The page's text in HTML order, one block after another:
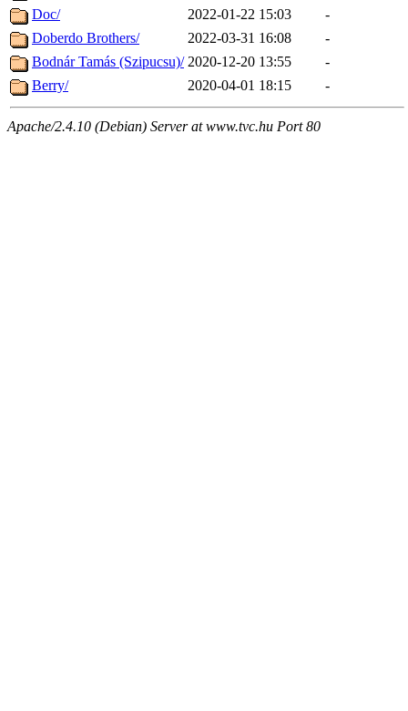
Doc/
2022-01-22 15:03
-
Doberdo Brothers/
2022-03-31 16:08
-
Bodnár Tamás (Szipucsu)/ 2020-12-20 13:55
-
Berry/
2020-04-01 18:15 -
Apache/2.4.10 (Debian) Server at www.tvc.hu Port 80